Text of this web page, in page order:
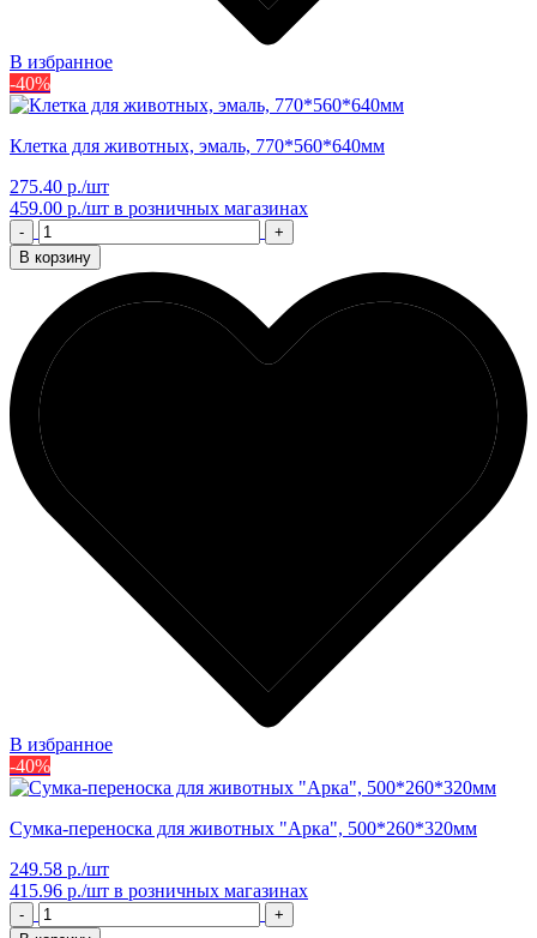
В избранное
-40%
Клетка для животных, эмаль, 770*560*640мм
275.40 р./шт
459.00 р./шт в розничных магазинах
-
+
В корзину
В избранное
-40%
Сумка-переноска для животных "Арка", 500*260*320мм
249.58 р./шт
415.96 р./шт в розничных магазинах
-
+